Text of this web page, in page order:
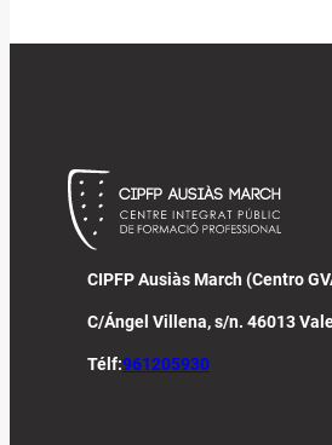
CIPFP Ausiàs March (Centro
C/Ángel Villena, s/n. 46013
Télf:961205930